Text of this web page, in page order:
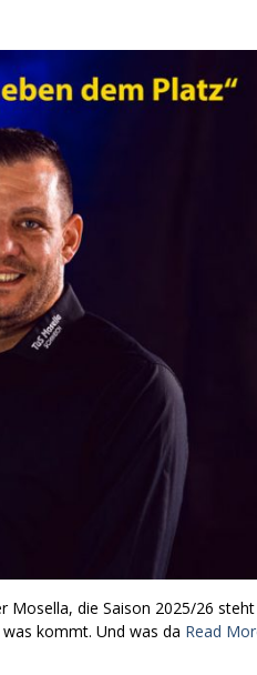
Mosella, die Saison 2025/26
kommt. Und was da Read